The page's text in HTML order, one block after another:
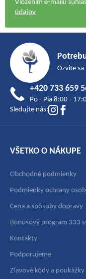
Vložením e-mailu
údajov
Ozvite sa
+420 733 659
Po - Pia 8:00 -
Sledujte nás:
VŠETKO O NÁKUPE
Obchodné podmienky
Podmienky ochrany
Cena a spôsoby dopravy
Bonusový program 333
Kontakty
Podporujeme
Zľavové kódy a poukážky